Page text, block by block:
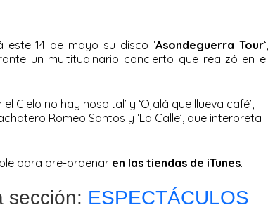
este 14 de mayo su disco ‘Asondeguerra Tour‘,
un multitudinario concierto que realizó en el
Cielo no hay hospital’ y ‘Ojalá que llueva café’,
Romeo Santos y ‘La Calle’, que interpreta
para pre-ordenar en las tiendas de iTunes.
sección: ESPECTÁCULOS